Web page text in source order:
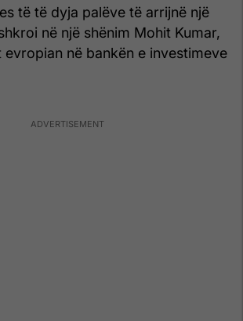
të të dyja palëve të arrijnë një
në një shënim Mohit Kumar,
në bankën e investimeve